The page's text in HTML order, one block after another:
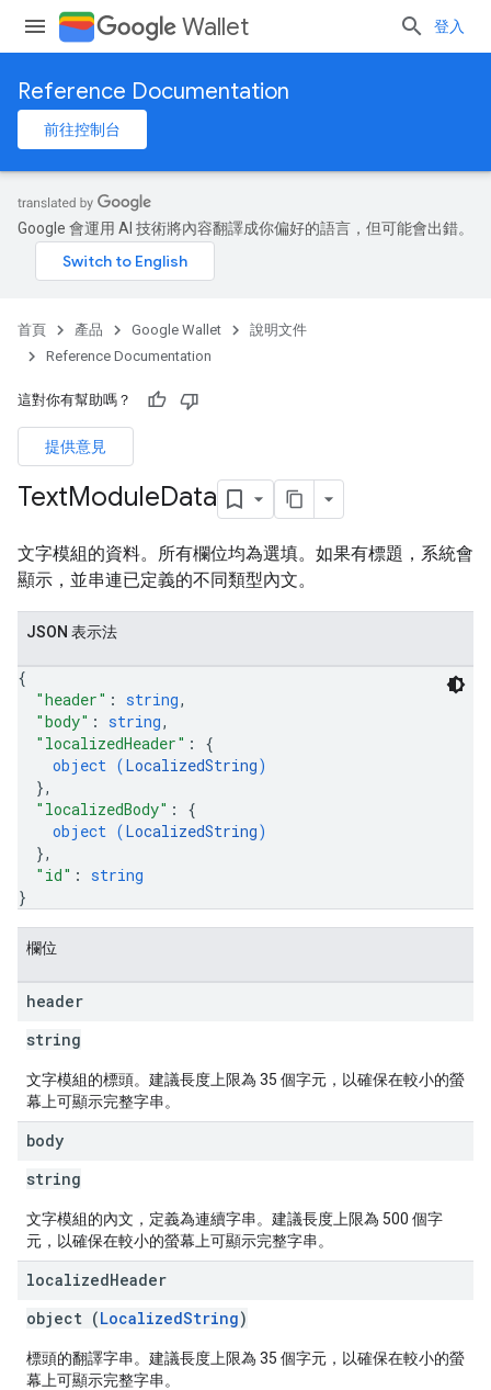
Wallet 登入
Reference Documentation
前往控制台
Google 會運用 AI 技術將內容翻譯成你偏好的語言，但可能會出錯。
首頁 產品 Google Wallet
說明文件
Reference Documentation
這對你有幫助嗎？
提供意見
TextModuleData
文字模組的資料。所有欄位均為選填。如果有標題，系統會
顯示，並串連已定義的不同類型內文。
JSON 表示法
{
"header" : string,
"body" : string,
"localizedHeader" : {
object (LocalizedString)
},
"localizedBody" : {
object (LocalizedString)
},
"id" : string
}
欄位
header
string
文字模組的標頭。建議長度上限為 35 個字元，以確保在較小的螢
幕上可顯示完整字串。
body
string
文字模組的內文，定義為連續字串。建議長度上限為 500 個字
元，以確保在較小的螢幕上可顯示完整字串。
localizedHeader
object (LocalizedString)
標頭的翻譯字串。建議長度上限為 35 個字元，以確保在較小的螢
幕上可顯示完整字串。